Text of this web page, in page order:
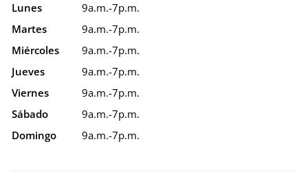
Lunes
9a.m.-7p.m.
Martes
9a.m.-7p.m.
Miércoles
9a.m.-7p.m.
Jueves
9a.m.-7p.m.
Viernes
9a.m.-7p.m.
Sábado
9a.m.-7p.m.
Domingo
9a.m.-7p.m.